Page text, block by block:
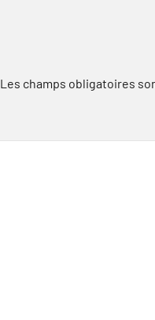
Les champs obligatoires